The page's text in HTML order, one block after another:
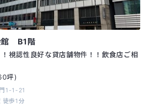
館 B1階
視認性良好な貸店舗物件！！飲食店ご相
坪)
1-1-21
徒歩1分